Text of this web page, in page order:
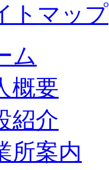
トマップ
ム
概要
紹介
所案内